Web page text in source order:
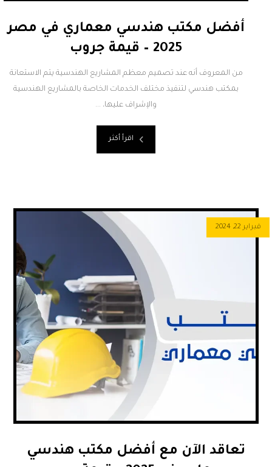
أفضل مكتب هندسي معماري في مصر
2025 – قيمة جروب
من المعروف أنه عند تصميم معظم المشاريع الهندسية يتم الاستعانة
بمكتب هندسي لتنفيذ مختلف الخدمات الخاصة بالمشاريع الهندسية
والإشراف عليها، ...
اقرأ أكثر
تعاقد الآن مع أفضل مكتب هندسي
فبراير 22, 2024